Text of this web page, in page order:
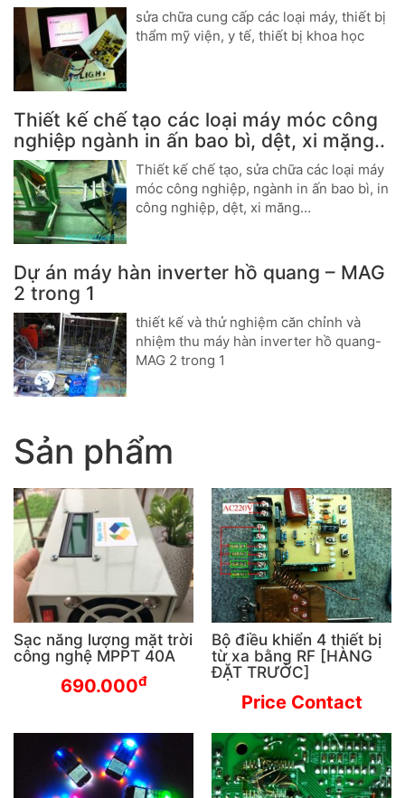
sửa chữa cung cấp các loại máy, thiết bị
thẩm mỹ viện, y tế, thiết bị khoa học
Thiết kế chế tạo các loại máy móc công
nghiệp ngành in ấn bao bì, dệt, xi mặng..
Thiết kế chế tạo, sửa chữa các loại máy
móc công nghiệp, ngành in ấn bao bì, in
công nghiệp, dệt, xi măng…
Dự án máy hàn inverter hồ quang – MAG
2 trong 1
thiết kế và thử nghiệm căn chỉnh và
nhiệm thu máy hàn inverter hồ quang-
MAG 2 trong 1
Sản phẩm
Sạc năng lượng mặt trời
công nghệ MPPT 40A
690.000đ
Bộ điều khiển 4 thiết bị
từ xa bằng RF [HÀNG
ĐẶT TRƯỚC]
Price Contact